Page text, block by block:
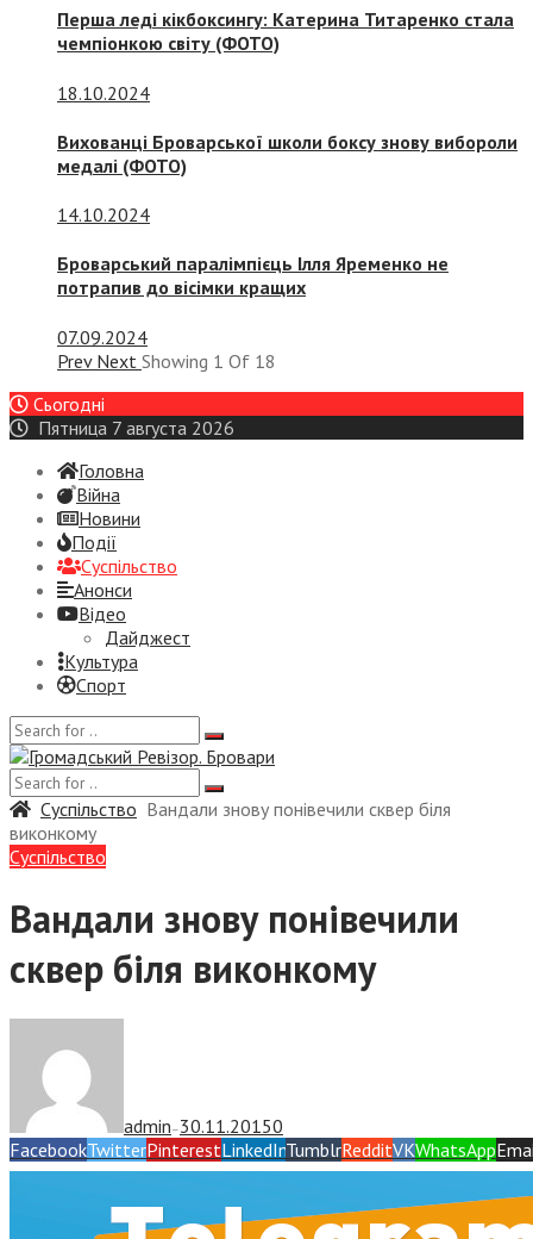
Перша леді кікбоксингу: Катерина Титаренко стала
чемпіонкою світу (ФОТО)
18.10.2024
Вихованці Броварської школи боксу знову вибороли
медалі (ФОТО)
14.10.2024
Броварський паралімпієць Ілля Яременко не
потрапив до вісімки кращих
07.09.2024
Prev Next Showing 1 Of 18
Сьогодні
Пятница 7 августа 2026
Головна
Війна
Новини
Події
Суспiльство
Анонси
Відео
Дайджест
Культура
Спорт
Суспiльство Вандали знову понівечили сквер біля
виконкому
Суспiльство
Вандали знову понівечили
сквер біля виконкому
admin — 30.11.20150
FacebookTwitterPinterestLinkedInTumblrRedditVKWhatsApp